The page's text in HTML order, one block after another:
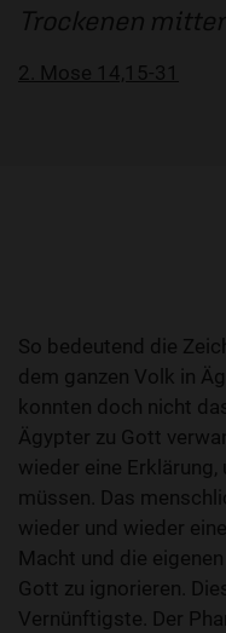
Trockenen
2. Mose 14,15-31
So bedeutend die
dem ganzen Volk in
konnten doch nicht
Ägypter zu Gott
wieder eine
müssen. Das
wieder und wieder
Macht und die
Gott zu ignorieren.
Vernünftigste. Der